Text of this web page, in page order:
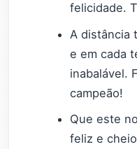
felicidade.
A distância
e em cada
inabalável.
campeão!
Que este
feliz e